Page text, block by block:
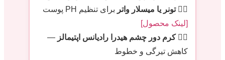
۲️⃣ تونر یا میسلار واتر برای تنظیم PH پوست
[لینک محصول]
۳️⃣ کرم دور چشم هیدرا رادیانس اپتیمالز —
کاهش تیرگی و خطوط